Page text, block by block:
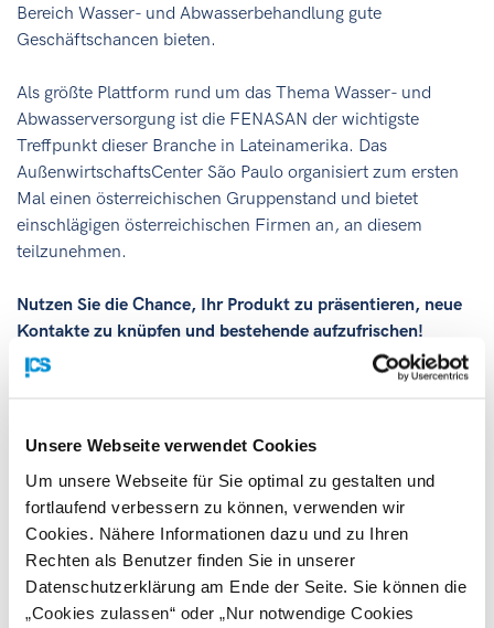
Unsere Webseite verwendet Cookies
Um unsere Webseite für Sie optimal zu gestalten und
fortlaufend verbessern zu können, verwenden wir
Cookies. Nähere Informationen dazu und zu Ihren
Rechten als Benutzer finden Sie in unserer
Datenschutzerklärung am Ende der Seite. Sie können die
„Cookies zulassen“ oder „Nur notwendige Cookies
Bereich Wasser- und Abwasserbehandlung gute
Geschäftschancen bieten.
Als größte Plattform rund um das Thema Wasser- und
Abwasserversorgung ist die FENASAN der wichtigste
Treffpunkt dieser Branche in Lateinamerika. Das
AußenwirtschaftsCenter São Paulo organisiert zum ersten
Mal einen österreichischen Gruppenstand und bietet
einschlägigen österreichischen Firmen an, an diesem
teilzunehmen.
Nutzen Sie die Chance, Ihr Produkt zu präsentieren, neue
Kontakte zu knüpfen und bestehende aufzufrischen!
Parallel zur FENASAN findet die (vormalsWaste
Recyclingbranche in Brasilien. Auch hier wird Österreich mit
organisierten Gruppenausstellung vertreten sein.
Weiterführende Infos zur ECO EXPO finde SieHIER
Die genauen Informationen zur Anmeldung und zur
Teilnahmegebühr finden Sie auf derVeranstaltungsseite .